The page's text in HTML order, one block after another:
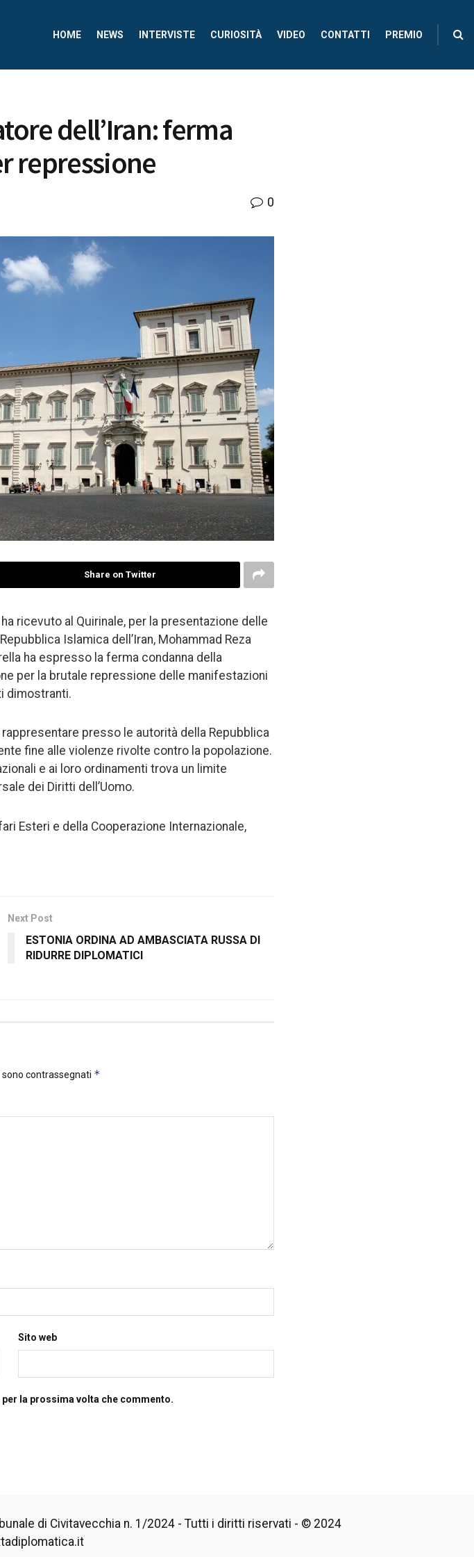
HOME NEWS INTERVISTE CURIOSITÀ VIDEO CONTATTI PREMIO
dell’Iran: ferma
repressione
0
Share on Twitter
ricevuto al Quirinale, per la presentazione delle
Islamica dell’Iran, Mohammad Reza
ha espresso la ferma condanna della
per la brutale repressione delle manifestazioni
dimostranti.
presso le autorità della Repubblica
fine alle violenze rivolte contro la popolazione.
e ai loro ordinamenti trova un limite
dei Diritti dell’Uomo.
Esteri e della Cooperazione Internazionale,
Next Post
ESTONIA ORDINA AD AMBASCIATA RUSSA DI
RIDURRE DIPLOMATICI
sono contrassegnati *
Sito web
la prossima volta che commento.
di Civitavecchia n. 1/2024 - Tutti i diritti riservati - © 2024